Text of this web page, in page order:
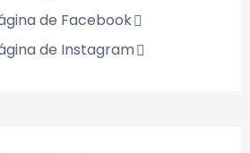
de Facebook
de Instagram